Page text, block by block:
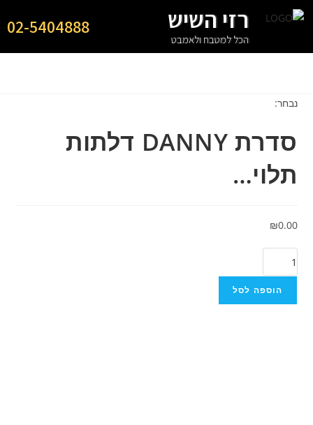
רזי השיש
הכל למטבח ולאמבט
02-5404888
נבחר:
סדרת DANNY דלתות
תלוי…
₪0.00
הוספה לסל